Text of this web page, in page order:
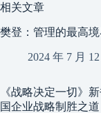
相关文章
樊登：管理的最高
2024 年 7 月 12
《战略决定一切》
国企业战略制胜之道